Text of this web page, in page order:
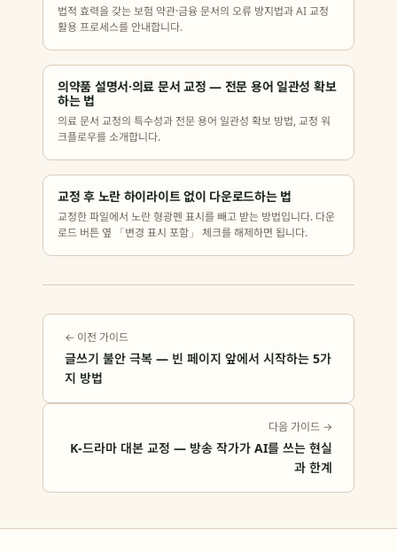
법적 효력을 갖는 보험 약관·금융 문서의 오류 방지법과 AI 교정
활용 프로세스를 안내합니다.
의약품 설명서·의료 문서 교정 — 전문 용어 일관성 확보
하는 법
의료 문서 교정의 특수성과 전문 용어 일관성 확보 방법, 교정 워
크플로우를 소개합니다.
교정 후 노란 하이라이트 없이 다운로드하는 법
교정한 파일에서 노란 형광펜 표시를 빼고 받는 방법입니다. 다운
로드 버튼 옆 「변경 표시 포함」 체크를 해제하면 됩니다.
← 이전 가이드
글쓰기 불안 극복 — 빈 페이지 앞에서 시작하는 5가
지 방법
다음 가이드 →
K-드라마 대본 교정 — 방송 작가가 AI를 쓰는 현실
과 한계